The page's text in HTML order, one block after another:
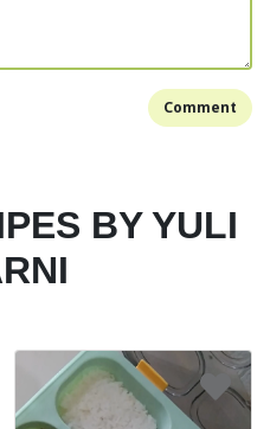
Comment
BY YULI